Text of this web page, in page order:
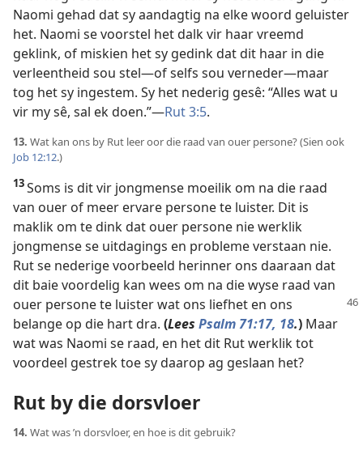
Naomi gehad dat sy aandagtig na elke woord geluister
het. Naomi se voorstel het dalk vir haar vreemd
geklink, of miskien het sy gedink dat dit haar in die
verleentheid sou stel—of selfs sou verneder—maar
tog het sy ingestem. Sy het nederig gesê: “Alles wat u
vir my sê, sal ek doen.”—Rut 3:5.
13. Wat kan ons by Rut leer oor die raad van ouer persone? (Sien ook
Job 12:12.)
13Soms is dit vir jongmense moeilik om na die raad
van ouer of meer ervare persone te luister. Dit is
maklik om te dink dat ouer persone nie werklik
jongmense se uitdagings en probleme verstaan nie.
Rut se nederige voorbeeld herinner ons daaraan dat
dit baie voordelig kan wees om na die wyse raad van
ouer persone te luisterwat ons liefhet en ons
belange op die hart dra. (Lees Psalm 71:17, 18.) Maar
wat was Naomi se raad, en het dit Rut werklik tot
voordeel gestrek toe sy daarop ag geslaan het?
Rut by die dorsvloer
14. Wat was ’n dorsvloer, en hoe is dit gebruik?